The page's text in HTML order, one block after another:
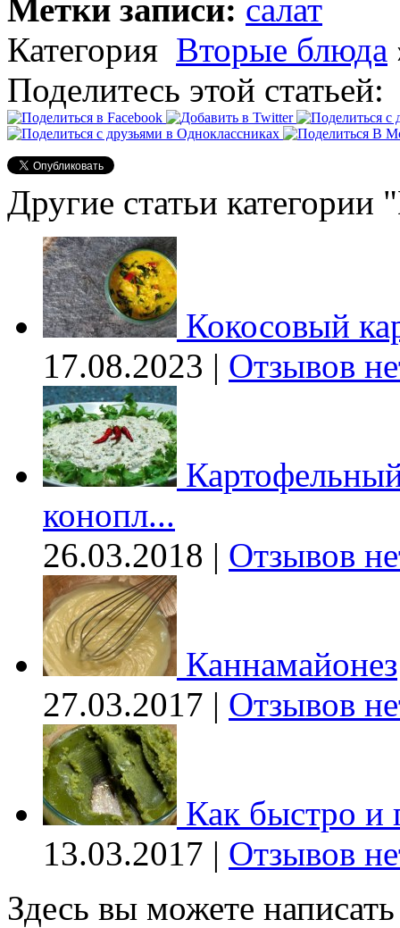
Метки записи: салат
Категория Вторые блюда
Поделитесь этой статьей:
Другие статьи
Кокосовый
17.08.2023 | Отзывов
конопл...
26.03.2018 | Отзывов
Каннамайонез
27.03.2017 | Отзывов
Как быстро и
13.03.2017 | Отзывов
Здесь вы можете